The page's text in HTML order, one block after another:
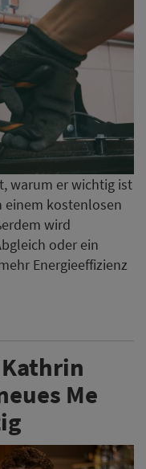
warum er wichtig ist
einem kostenlosen
wird
oder ein
Energieeffizienz
Me